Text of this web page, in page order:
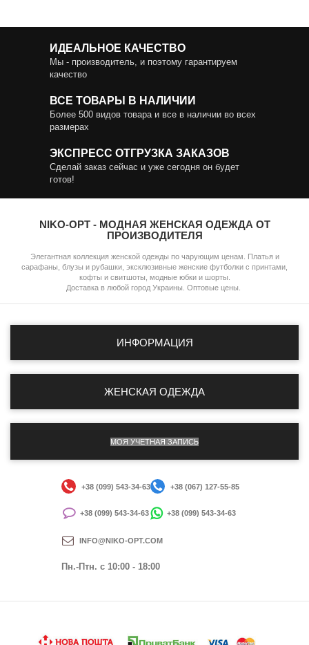
ИДЕАЛЬНОЕ КАЧЕСТВО
Мы - производитель, и поэтому гарантируем
качество
ВСЕ ТОВАРЫ В НАЛИЧИИ
Более 500 видов товара и все в наличии во всех
размерах
ЭКСПРЕСС ОТГРУЗКА ЗАКАЗОВ
Сделай заказ сейчас и уже сегодня он будет
готов!
NIKO-OPT - МОДНАЯ ЖЕНСКАЯ ОДЕЖДА ОТ
ПРОИЗВОДИТЕЛЯ
Элегантная коллекция женской одежды по чарующим ценам. Платья и
сарафаны, блузы и рубашки, эксклюзивные женские футболки с принтами,
кофты и свитшоты, модные юбки и шорты.
Доставка в любой город Украины. Оптовые цены.
ИНФОРМАЦИЯ
ЖЕНСКАЯ ОДЕЖДА
МОЯ УЧЕТНАЯ ЗАПИСЬ
+38 (099) 543-34-63 +38 (067) 127-55-85
+38 (099) 543-34-63 +38 (099) 543-34-63
INFO@NIKO-OPT.COM
Пн.-Птн. c 10:00 - 18:00